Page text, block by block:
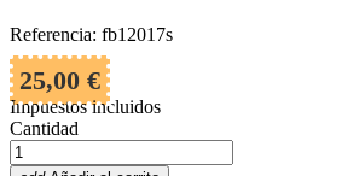
Referencia: fb12017s
25,00 €
Impuestos incluidos
Cantidad